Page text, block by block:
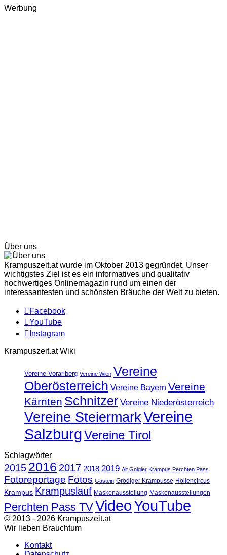
Werbung
Über uns
Krampuszeit.at wurde im Oktober 2013 gegründet. Unser
wichtigstes Ziel ist es ein informatives und qualitativ
hochwertiges Onlinemagazin rund um einen der
interessantesten und schönsten Bräuche der Welt zu bieten.
Facebook
YouTube
Instagram
Krampuszeit.at Wiki
Vereine Vorarlberg Vereine Wien Vereine
Oberösterreich Vereine Bayern Vereine
Kärnten Schnitzer Vereine Niederösterreich
Vereine SteiermarkVereine
SalzburgVereine Tirol
Schlagwörter
2015 2016 2017 2018 2019 Alt Gnigler Krampus Perchten Pass
Fotoreportage Fotos Gastein Grödiger Krampusse Höllencircus
Krampus Krampuslauf Maskenausstellung Maskenausstellungen
Perchten Pass TVVideoYouTube
© 2013 - 2026 Krampuszeit.at
Wir lieben Brauchtum
Kontakt